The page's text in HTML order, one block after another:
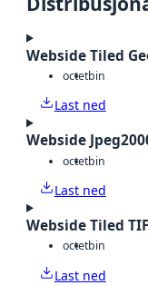
Webside Tiled
octetbin
Last ned
Webside
octetbin
Last ned
Webside Tiled
octetbin
Last ned